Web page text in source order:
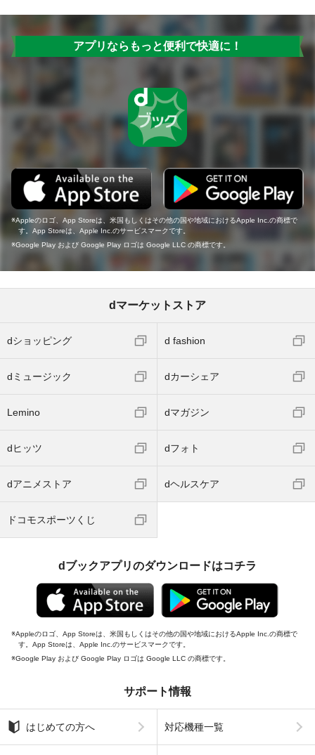
アプリならもっと便利で快適に！
Appleのロゴ、App Storeは、米国もしくはその他の国や地域におけるApple Inc.の商標で
す。App Storeは、Apple Inc.のサービスマークです。
Google Play および Google Play ロゴは Google LLC の商標です。
dマーケットストア
dショッピング d fashion
dミュージック dカーシェア
Lemino dマガジン
dヒッツ dフォト
dアニメストア dヘルスケア
ドコモスポーツくじ
dブックアプリのダウンロードはコチラ
Appleのロゴ、App Storeは、米国もしくはその他の国や地域におけるApple Inc.の商標で
す。App Storeは、Apple Inc.のサービスマークです。
Google Play および Google Play ロゴは Google LLC の商標です。
サポート情報
はじめての方へ 対応機種一覧